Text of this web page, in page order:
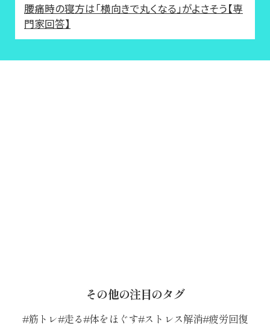
腰痛時の寝方は「横向きで丸くなる」がよさそう【専
門家回答】
その他の注目のタグ
筋トレ 走る 体をほぐす ストレス解消 疲労回復